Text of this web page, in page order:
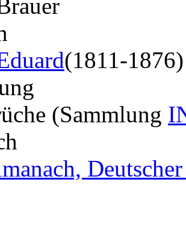
(1811-1876)
(Sammlung